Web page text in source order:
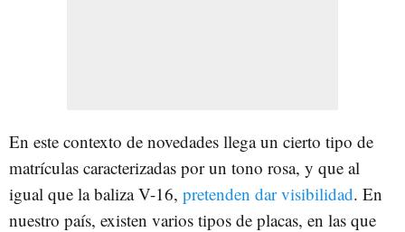
En este contexto de novedades llega un cierto tipo de
matrículas caracterizadas por un tono rosa, y que al
igual que la baliza V-16, pretenden dar visibilidad. En
nuestro país, existen varios tipos de placas, en las que